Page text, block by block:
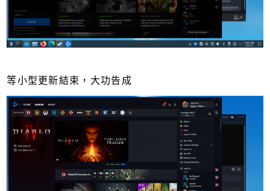
等小型更新結束，大功告成